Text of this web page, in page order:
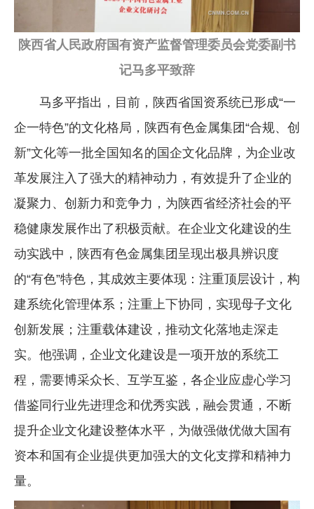
陕西省人民政府国有资产监督管理委员会党委副书
记马多平致辞
马多平指出，目前，陕西省国资系统已形成“一
企一特色”的文化格局，陕西有色金属集团“合规、创
新”文化等一批全国知名的国企文化品牌，为企业改
革发展注入了强大的精神动力，有效提升了企业的
凝聚力、创新力和竞争力，为陕西省经济社会的平
稳健康发展作出了积极贡献。在企业文化建设的生
动实践中，陕西有色金属集团呈现出极具辨识度
的“有色”特色，其成效主要体现：注重顶层设计，构
建系统化管理体系；注重上下协同，实现母子文化
创新发展；注重载体建设，推动文化落地走深走
实。他强调，企业文化建设是一项开放的系统工
程，需要博采众长、互学互鉴，各企业应虚心学习
借鉴同行业先进理念和优秀实践，融会贯通，不断
提升企业文化建设整体水平，为做强做优做大国有
资本和国有企业提供更加强大的文化支撑和精神力
量。